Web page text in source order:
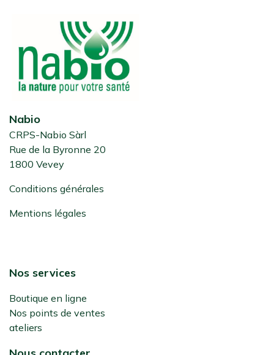
Nabio
CRPS-Nabio Sàrl
Rue de la Byronne 20
1800 Vevey
Conditions générales
Mentions légales
Nos services
Boutique en ligne
Nos points de ventes
ateliers